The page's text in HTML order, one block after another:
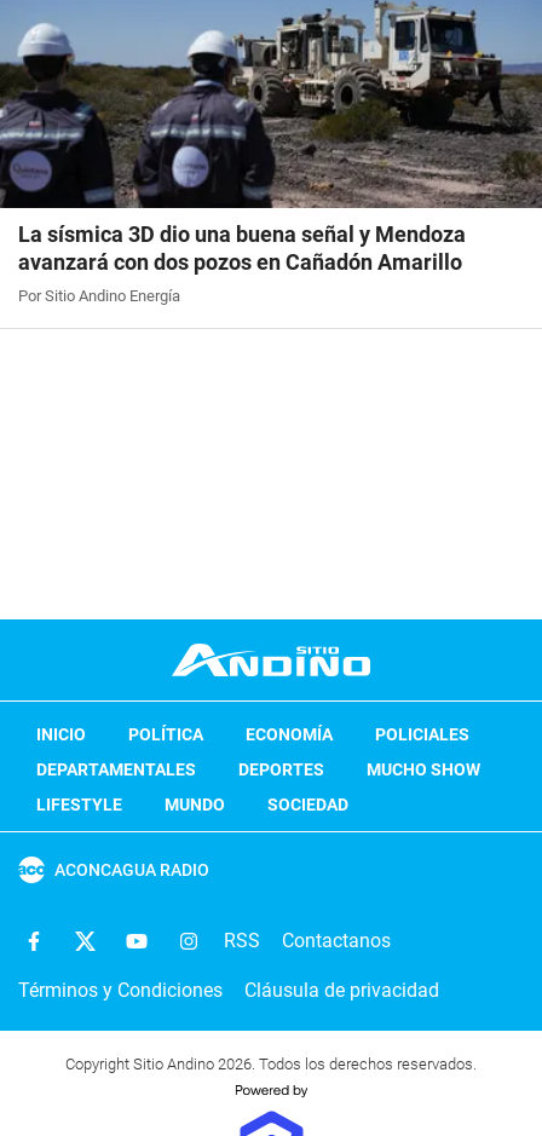
La sísmica 3D dio una buena señal y Mendoza
avanzará con dos pozos en Cañadón Amarillo
Por Sitio Andino Energía
INICIO POLÍTICA ECONOMÍA
POLICIALES
DEPARTAMENTALES
DEPORTES
MUCHO SHOW
LIFESTYLE
MUNDO SOCIEDAD
ACONCAGUA RADIO
RSS Contactanos
Términos y Condiciones Cláusula de privacidad
Copyright Sitio Andino 2026. Todos los derechos reservados.